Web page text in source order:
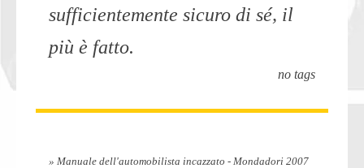
sufficientemente sicuro di sé, il
più è fatto.
no tags
» Manuale dell'automobilista incazzato - Mondadori 2007